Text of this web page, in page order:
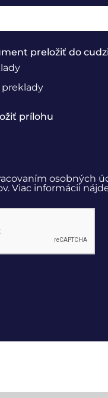
preložiť do
preklady
prílohu
osobných
Viac informácii